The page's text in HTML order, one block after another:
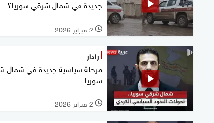
جديدة في شمال شرقي سوريا؟
l 2 فبراير 2026
رادار
مرحلة سياسية جديدة في شمال
سوريا
l 2 فبراير 2026